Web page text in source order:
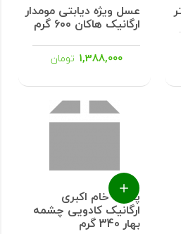
عسل ویژه دیابتی مومدار
ارگانیک هاکان 600 گرم
1,388,000 تومان
پسته خام اکبری
ارگانیک کادویی چشمه
بهار 340 گرم